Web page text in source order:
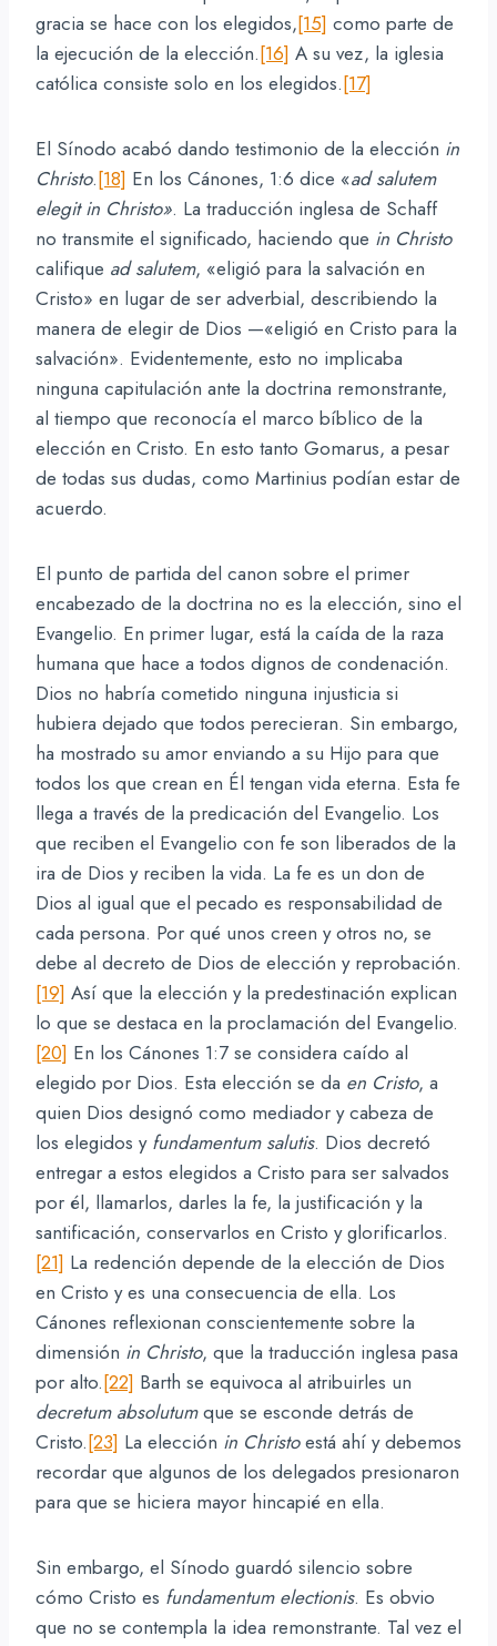
gracia se hace con los elegidos,[15] como parte de
la ejecución de la elección.[16] A su vez, la iglesia
católica consiste solo en los elegidos.[17]
El Sínodo acabó dando testimonio de la elección in
Christo.[18] En los Cánones, 1:6 dice «ad salutem
elegit in Christo». La traducción inglesa de Schaff
no transmite el significado, haciendo que in Christo
califique ad salutem, «eligió para la salvación en
Cristo» en lugar de ser adverbial, describiendo la
manera de elegir de Dios —«eligió en Cristo para la
salvación». Evidentemente, esto no implicaba
ninguna capitulación ante la doctrina remonstrante,
al tiempo que reconocía el marco bíblico de la
elección en Cristo. En esto tanto Gomarus, a pesar
de todas sus dudas, como Martinius podían estar de
acuerdo.
El punto de partida del canon sobre el primer
encabezado de la doctrina no es la elección, sino el
Evangelio. En primer lugar, está la caída de la raza
humana que hace a todos dignos de condenación.
Dios no habría cometido ninguna injusticia si
hubiera dejado que todos perecieran. Sin embargo,
ha mostrado su amor enviando a su Hijo para que
todos los que crean en Él tengan vida eterna. Esta fe
llega a través de la predicación del Evangelio. Los
que reciben el Evangelio con fe son liberados de la
ira de Dios y reciben la vida. La fe es un don de
Dios al igual que el pecado es responsabilidad de
cada persona. Por qué unos creen y otros no, se
debe al decreto de Dios de elección y reprobación.
[19] Así que la elección y la predestinación explican
lo que se destaca en la proclamación del Evangelio.
[20] En los Cánones 1:7 se considera caído al
elegido por Dios. Esta elección se da en Cristo, a
quien Dios designó como mediador y cabeza de
los elegidos y fundamentum salutis. Dios decretó
entregar a estos elegidos a Cristo para ser salvados
por él, llamarlos, darles la fe, la justificación y la
santificación, conservarlos en Cristo y glorificarlos.
[21] La redención depende de la elección de Dios
en Cristo y es una consecuencia de ella. Los
Cánones reflexionan conscientemente sobre la
dimensión in Christo, que la traducción inglesa pasa
por alto.[22] Barth se equivoca al atribuirles un
decretum absolutumque se esconde detrás de
Cristo.[23] La elección in Christoestá ahí y debemos
recordar que algunos de los delegados presionaron
para que se hiciera mayor hincapié en ella.
Sin embargo, el Sínodo guardó silencio sobre
cómo Cristo es fundamentum electionis. Es obvio
que no se contempla la idea remonstrante. Tal vez el